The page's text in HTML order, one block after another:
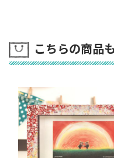
セージ」。スタンドの
と自然に相手を想い、
本当に伝えたいのは
い、未来の何気ない1
特別な仕組みと込めら
二人の絆をさらに深め
こちらの商品